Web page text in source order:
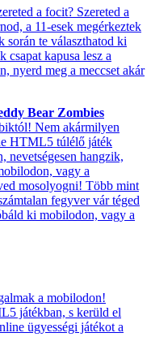
a focit? Szereted a
a 11-esek megérkeztek
során te választhatod ki
csapat kapusa lesz a
nyerd meg a meccset akár
Bear Zombies
Nem akármilyen
HTML5 túlélő játék
nevetségesen hangzik,
vagy a
mosolyogni! Több mint
fegyver vár téged
ki mobilodon, vagy a
a mobilodon!
játékban, s kerüld el
ügyességi játékot a